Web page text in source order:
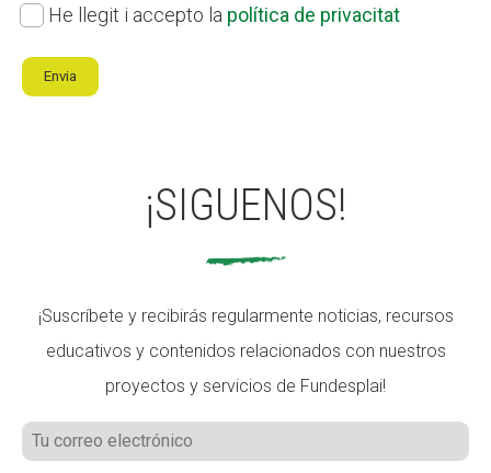
al
nostre
butlletí
Política
privacitat
He llegit i accepto la política de privacitat
Envia
¡SIGUENOS!
¡Suscríbete y recibirás regularmente noticias, recursos
educativos y contenidos relacionados con nuestros
proyectos y servicios de Fundesplai!